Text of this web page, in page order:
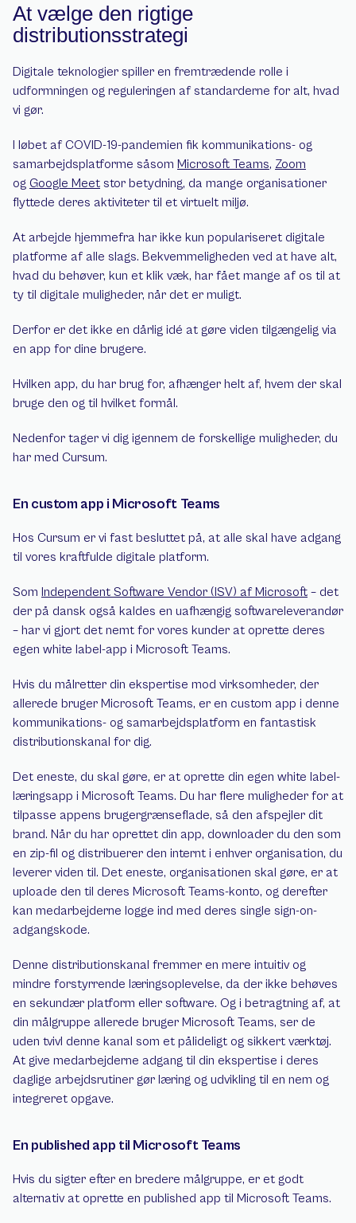
At vælge den rigtige
distributionsstrategi
Digitale teknologier spiller en fremtrædende rolle i
udformningen og reguleringen af standarderne for alt, hvad
vi gør.
I løbet af COVID-19-pandemien fik kommunikations- og
samarbejdsplatforme såsom Microsoft Teams, Zoom
og Google Meet stor betydning, da mange organisationer
flyttede deres aktiviteter til et virtuelt miljø.
At arbejde hjemmefra har ikke kun populariseret digitale
platforme af alle slags. Bekvemmeligheden ved at have alt,
hvad du behøver, kun et klik væk, har fået mange af os til at
ty til digitale muligheder, når det er muligt.
Derfor er det ikke en dårlig idé at gøre viden tilgængelig via
en app for dine brugere.
Hvilken app, du har brug for, afhænger helt af, hvem der skal
bruge den og til hvilket formål.
Nedenfor tager vi dig igennem de forskellige muligheder, du
har med Cursum.
En custom app i Microsoft Teams
Hos Cursum er vi fast besluttet på, at alle skal have adgang
til vores kraftfulde digitale platform.
Som Independent Software Vendor (ISV) af Microsoft – det
der på dansk også kaldes en uafhængig softwareleverandør
– har vi gjort det nemt for vores kunder at oprette deres
egen white label-app i Microsoft Teams.
Hvis du målretter din ekspertise mod virksomheder, der
allerede bruger Microsoft Teams, er en custom app i denne
kommunikations- og samarbejdsplatform en fantastisk
distributionskanal for dig.
Det eneste, du skal gøre, er at oprette din egen white label-
læringsapp i Microsoft Teams. Du har flere muligheder for at
tilpasse appens brugergrænseflade, så den afspejler dit
brand. Når du har oprettet din app, downloader du den som
en zip-fil og distribuerer den internt i enhver organisation, du
leverer viden til. Det eneste, organisationen skal gøre, er at
uploade den til deres Microsoft Teams-konto, og derefter
kan medarbejderne logge ind med deres single sign-on-
adgangskode.
Denne distributionskanal fremmer en mere intuitiv og
mindre forstyrrende læringsoplevelse, da der ikke behøves
en sekundær platform eller software. Og i betragtning af, at
din målgruppe allerede bruger Microsoft Teams, ser de
uden tvivl denne kanal som et pålideligt og sikkert værktøj.
At give medarbejderne adgang til din ekspertise i deres
daglige arbejdsrutiner gør læring og udvikling til en nem og
integreret opgave.
En published app til Microsoft Teams
Hvis du sigter efter en bredere målgruppe, er et godt
alternativ at oprette en published app til Microsoft Teams.